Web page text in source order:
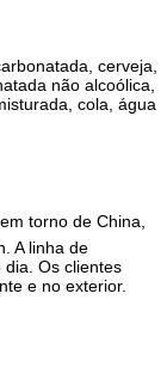
cerveja,
não alcoólica,
cola, água
torno de China,
A linha de
dia. Os clientes
e no exterior.